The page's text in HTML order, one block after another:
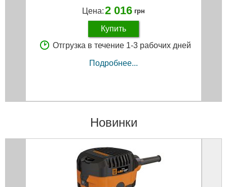
Цена:2 016 грн
Купить
Отгрузка в течение 1-3 рабочих дней
Подробнее...
Новинки